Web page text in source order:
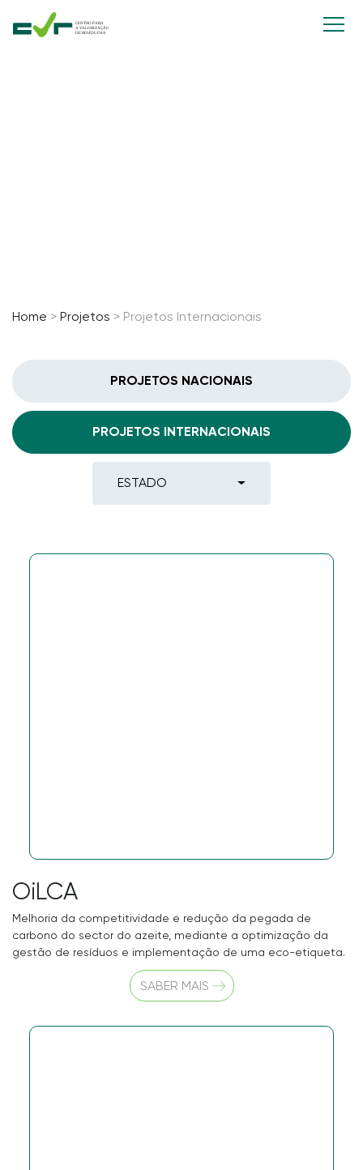
Home > Projetos > Projetos Internacionais
PROJETOS NACIONAIS
PROJETOS INTERNACIONAIS
ESTADO
OiLCA
Melhoria da competitividade e redução da pegada de
carbono do sector do azeite, mediante a optimização da
gestão de resíduos e implementação de uma eco-etiqueta.
SABER MAIS